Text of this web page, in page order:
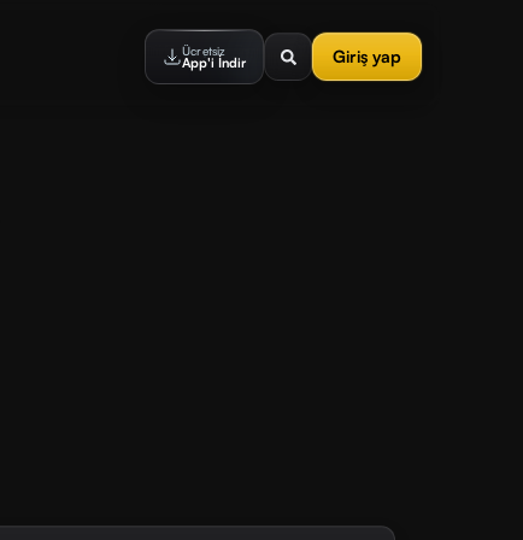
Ücretsiz
App'i İndir Giriş yap